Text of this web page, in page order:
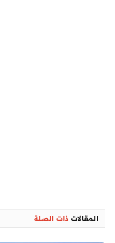
المقالات ذات الصلة